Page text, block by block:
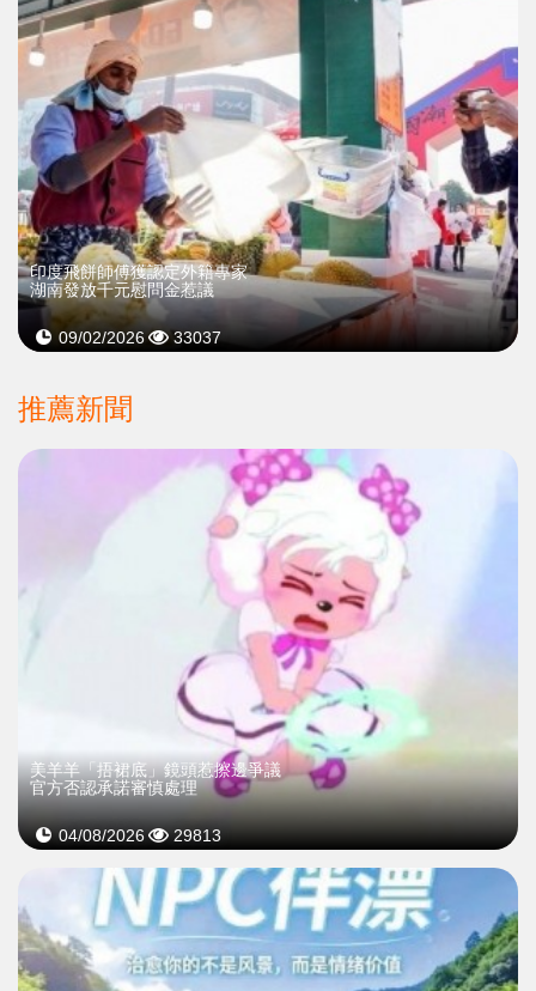
印度飛餅師傅獲認定外籍專家
湖南發放千元慰問金惹議
09/02/2026 33037
推薦新聞
美羊羊「捂裙底」鏡頭惹擦邊爭議
官方否認承諾審慎處理
04/08/2026 29813